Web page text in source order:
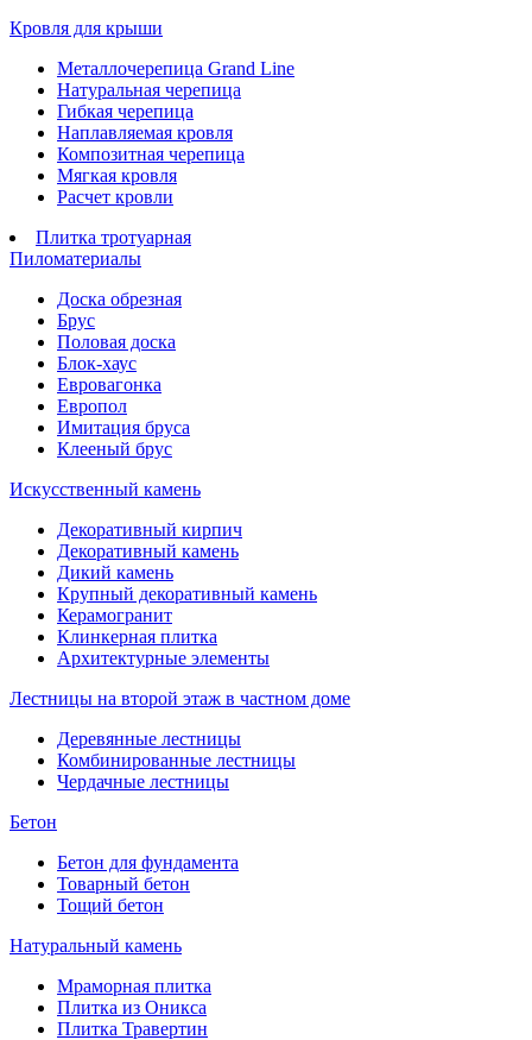
Кровля для крыши
Металлочерепица Grand Line
Натуральная черепица
Гибкая черепица
Наплавляемая кровля
Композитная черепица
Мягкая кровля
Расчет кровли
Плитка тротуарная
Пиломатериалы
Доска обрезная
Брус
Половая доска
Блок-хаус
Евровагонка
Европол
Имитация бруса
Клееный брус
Искусственный камень
Декоративный кирпич
Декоративный камень
Дикий камень
Крупный декоративный камень
Керамогранит
Клинкерная плитка
Архитектурные элементы
Лестницы на второй этаж в частном доме
Деревянные лестницы
Комбинированные лестницы
Чердачные лестницы
Бетон
Бетон для фундамента
Товарный бетон
Тощий бетон
Натуральный камень
Мраморная плитка
Плитка из Оникса
Плитка Травертин